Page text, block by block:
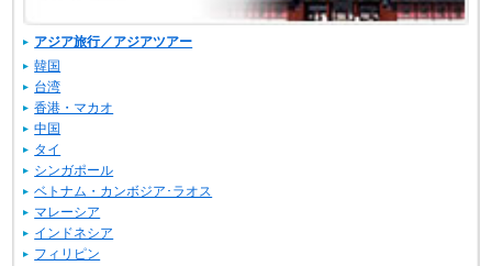
アジア旅行／アジアツアー
韓国
台湾
香港・マカオ
中国
タイ
シンガポール
ベトナム・カンボジア･ラオス
マレーシア
インドネシア
フィリピン